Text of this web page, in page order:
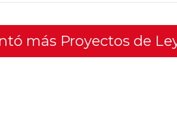
más Proyectos de